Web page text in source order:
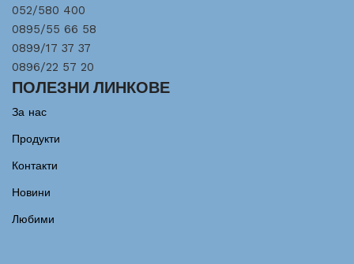
052/580 400
0895/55 66 58
0899/17 37 37
0896/22 57 20
ПОЛЕЗНИ ЛИНКОВЕ
За нас
Продукти
Контакти
Новини
Любими